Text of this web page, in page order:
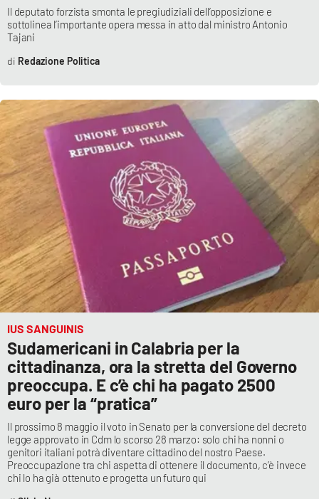
Lacapitalenews.it
Ilreggino.it
Ilvibonese.it
Catanzarochannel.it
APP
Android
Apple
Il deputato forzista smonta le pregiudiziali dell’opposizione e
sottolinea l’importante opera messa in atto dal ministro Antonio
Tajani
Redazione Politica
IUS SANGUINIS
Sudamericani in Calabria per la
cittadinanza, ora la stretta del Governo
preoccupa. E c’è chi ha pagato 2500
euro per la “pratica”
Il prossimo 8 maggio il voto in Senato per la conversione del decreto
legge approvato in Cdm lo scorso 28 marzo: solo chi ha nonni o
genitori italiani potrà diventare cittadino del nostro Paese.
Preoccupazione tra chi aspetta di ottenere il documento, c’è invece
chi lo ha già ottenuto e progetta un futuro qui